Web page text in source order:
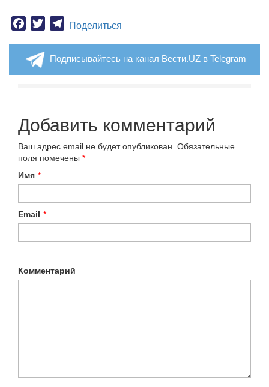
Facebook
TwitterTelegram
Поделиться
Подписывайтесь на канал Вести.UZ в Telegram
Добавить комментарий
Ваш адрес email не будет опубликован. Обязательные
поля помечены *
Имя *
Email *
Комментарий